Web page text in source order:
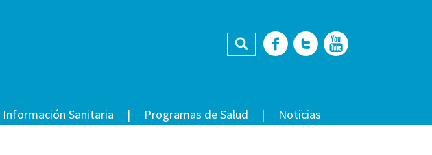
Buscar Facebook
Twitter
Información Sanitaria Programas de Salud Noticias